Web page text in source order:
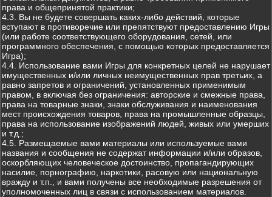
права и общепринятой практики;
4.3. Вы не будете совершать каких-либо действий, которые
вступают в противоречие или препятствуют предоставлению Игры
(или работе соответствующего оборудования, сетей, или
программного обеспечения, с помощью которых предоставляется
Игра);
4.4. Использование вами Игры для конкретных целей не нарушает
имущественных и/или личных неимущественных прав третьих, а
равно запретов и ограничений, установленных применимым
правом, в включая без ограничения: авторские и смежные права,
права на товарные знаки, знаки обслуживания и наименования
мест происхождения товаров, права на промышленные образцы,
права на использование изображений людей, живых или умерших
и т.д.;
4.5. Размещаемые вами материалы или используемые вами
названия и сообщения не содержат информации и/или образов,
оскорбляющих человеческое достоинство, пропагандирующих
насилие, порнографию, наркотики, расовую или национальную
вражду и т.п., и вами получены все необходимые разрешения от
уполномоченных лиц в связи с использованием материалов.